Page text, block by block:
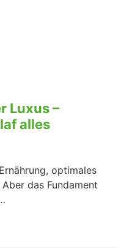
Luxus –
alles
optimales
das Fundament